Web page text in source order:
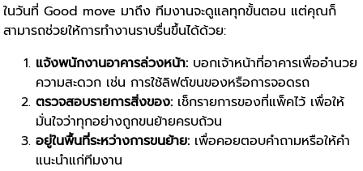
ในวันที่ Good move มาถึง ทีมงานจะดูแลทุกขั้นตอน แต่คุณก็
สามารถช่วยให้การทำงานราบรื่นขึ้นได้ด้วย:
แจ้งพนักงานอาคารล่วงหน้า: บอกเจ้าหน้าที่อาคารเพื่ออำนวย
ความสะดวก เช่น การใช้ลิฟต์ขนของหรือการจอดรถ
ตรวจสอบรายการสิ่งของ: เช็กรายการของที่แพ็คไว้ เพื่อให้
มั่นใจว่าทุกอย่างถูกขนย้ายครบถ้วน
อยู่ในพื้นที่ระหว่างการขนย้าย: เพื่อคอยตอบคำถามหรือให้คำ
แนะนำแก่ทีมงาน